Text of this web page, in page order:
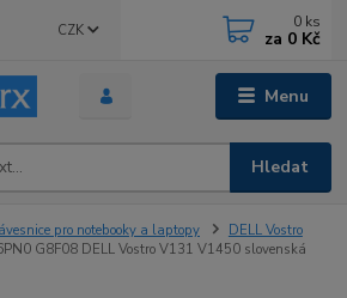
Menu
CZK
Hledat
0 ks
za 0 Kč
pro notebooky a laptopy
DELL Vostro
G8F08 DELL Vostro V131 V1450 slovenská